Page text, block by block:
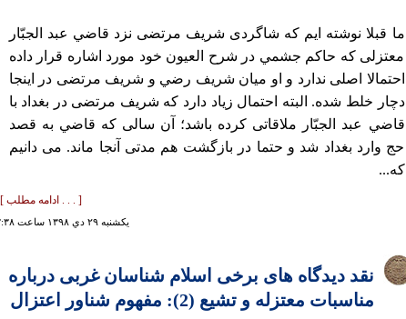
ما قبلا نوشته ايم که شاگردی شريف مرتضی نزد قاضي عبد الجبّار
معتزلی که حاکم جشمي در شرح العيون خود مورد اشاره قرار داده
احتمالا اصلی ندارد و او ميان شريف رضي و شريف مرتضی در اينجا
دچار خلط شده. البته احتمال زياد دارد که شريف مرتضی در بغداد با
قاضي عبد الجبّار ملاقاتی کرده باشد؛ آن سالی که قاضي به قصد
حج وارد بغداد شد و حتما در بازگشت هم مدتی آنجا ماند. می دانيم
که...
[ . . . ادامه مطلب ]
يكشنبه ۲۹ دي ۱۳۹۸ ساعت ۳:۳۸
نقد ديدگاه های برخی اسلام شناسان غربی درباره
مناسبات معتزله و تشيع (2): مفهوم شناور اعتزال